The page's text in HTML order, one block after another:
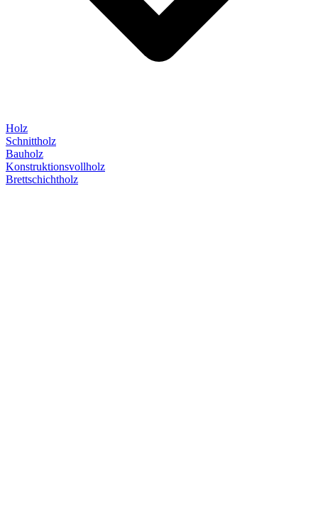
Holz
Schnittholz
Bauholz
Konstruktionsvollholz
Brettschichtholz